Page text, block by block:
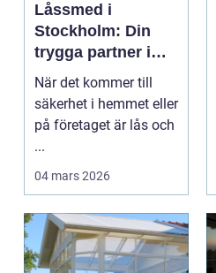
Låssmed i
Stockholm: Din
trygga partner i
huvudstaden
När det kommer till
säkerhet i hemmet eller
på företaget är lås och
...
04 mars 2026